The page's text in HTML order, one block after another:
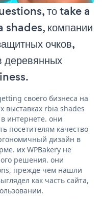
то take a
shades, компании
очков,
деревянных
своего бизнеса на
выставках rbia shades
интернете. они
посетителям качество
дизайн в
их WPBakery не
решения. они
прежде чем нашли
как часть сайта,